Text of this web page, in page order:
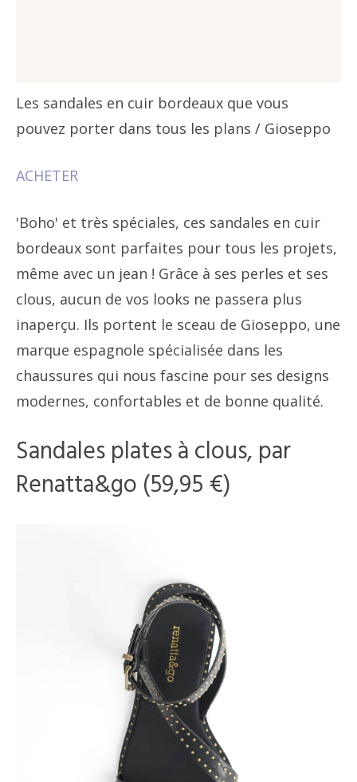
Les sandales en cuir bordeaux que vous
pouvez porter dans tous les plans / Gioseppo
ACHETER
'Boho' et très spéciales, ces sandales en cuir
bordeaux sont parfaites pour tous les projets,
même avec un jean ! Grâce à ses perles et ses
clous, aucun de vos looks ne passera plus
inaperçu. Ils portent le sceau de Gioseppo, une
marque espagnole spécialisée dans les
chaussures qui nous fascine pour ses designs
modernes, confortables et de bonne qualité.
Sandales plates à clous, par
Renatta&go (59,95 €)